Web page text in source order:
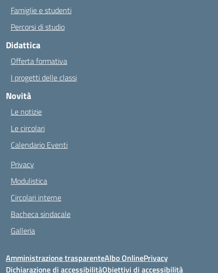
Famiglie e studenti
Percorsi di studio
Didattica
Offerta formativa
I progetti delle classi
Novità
Le notizie
Le circolari
Calendario Eventi
Privacy
Modulistica
Circolari interne
Bacheca sindacale
Galleria
Amministrazione trasparenteAlbo OnlinePrivacy
Dichiarazione di accessibilitàObiettivi di accessibilità